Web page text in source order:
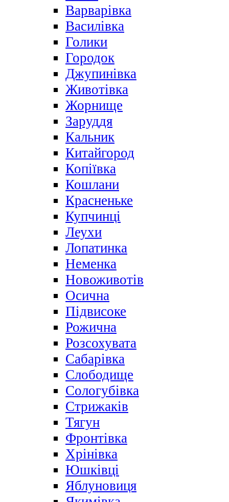
Варварівка
Василівка
Голики
Городок
Джупинівка
Животівка
Жорнище
Заруддя
Кальник
Китайгород
Копіївка
Кошлани
Красненьке
Купчинці
Леухи
Лопатинка
Неменка
Новоживотів
Осична
Підвисоке
Рожична
Розсохувата
Сабарівка
Слободище
Сологубівка
Стрижаків
Тягун
Фронтівка
Хрінівка
Юшківці
Яблуновиця